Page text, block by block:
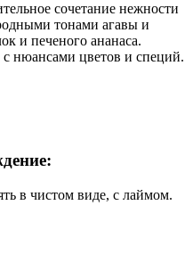
сочетание нежности
тонами агавы и
и печеного ананаса.
с нюансами цветов и специй.
в чистом виде, с лаймом.